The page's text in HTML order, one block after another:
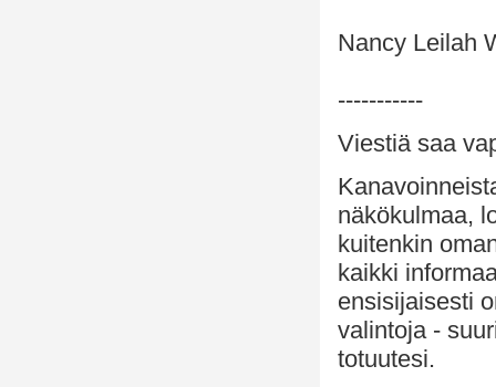
Nancy Leilah
-----------
Viestiä saa
näkökulmaa,
kuitenkin
kaikki
ensisijaisesti
valintoja -
totuutesi.